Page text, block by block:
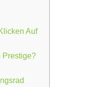
Auf
Prestige?